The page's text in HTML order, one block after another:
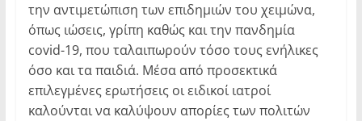
την αντιμετώπιση των επιδημιών του χειμώνα,
όπως ιώσεις, γρίπη καθώς και την πανδημία
covid-19, που ταλαιπωρούν τόσο τους ενήλικες
όσο και τα παιδιά. Μέσα από προσεκτικά
επιλεγμένες ερωτήσεις οι ειδικοί ιατροί
καλούνται να καλύψουν απορίες των πολιτών